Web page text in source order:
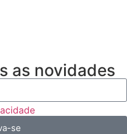
as novidades
se